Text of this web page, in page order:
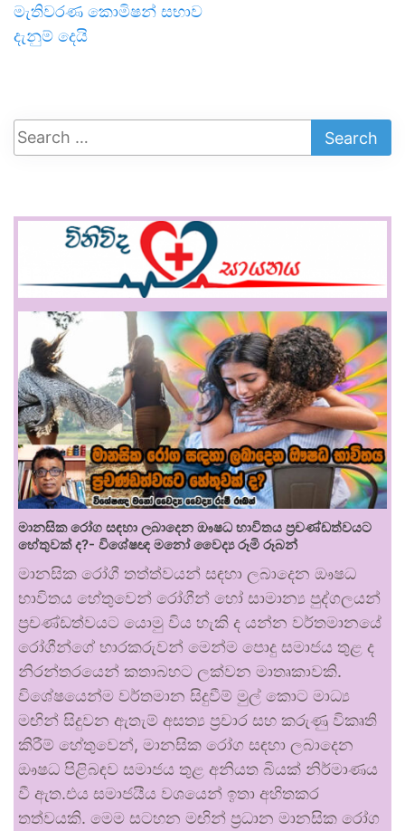
මැතිවරණ කොමිෂන් සභාව
දැනුම් දෙයි
මානසික රෝග සඳහා ලබාදෙන ඖෂධ භාවිතය ප්‍රචණ්ඩත්වයට
හේතුවක් ද?- විශේෂඥ මනෝ වෛද්‍ය රූමි රූබන්
මානසික රෝගී තත්ත්වයන් සඳහා ලබාදෙන ඖෂධ
භාවිතය හේතුවෙන් රෝගීන් හෝ සාමාන්‍ය පුද්ගලයන්
ප්‍රචණ්ඩත්වයට යොමු විය හැකි ද යන්න වර්තමානයේ
රෝගීන්ගේ භාරකරුවන් මෙන්ම පොදු සමාජය තුළ ද
නිරන්තරයෙන් කතාබහට ලක්වන මාතෘකාවකි.
විශේෂයෙන්ම වර්තමාන සිදුවීම් මුල් කොට මාධ්‍ය
මඟින් සිදුවන ඇතැම් අසත්‍ය ප්‍රචාර සහ කරුණු විකෘති
කිරීම් හේතුවෙන්, මානසික රෝග සඳහා ලබාදෙන
ඖෂධ පිළිබඳව සමාජය තුළ අනියත බියක් නිර්මාණය
වී ඇත.එය සමාජයීය වශයෙන් ඉතා අහිතකර
තත්වයකි. මෙම සටහන මඟින් ප්‍රධාන මානසික රෝග